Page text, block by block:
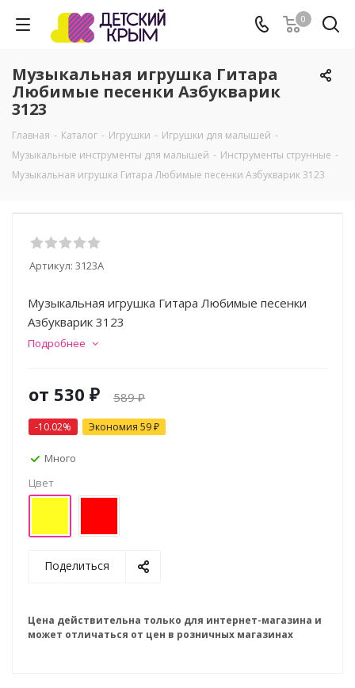
0
Музыкальная игрушка Гитара
Любимые песенки Азбукварик
3123
Главная - Каталог - Игрушки - Игрушки для малышей -
Музыкальные инструменты для малышей - Инструменты струнные -
Музыкальная игрушка Гитара Любимые песенки Азбукварик 3123
Артикул: 3123А
Музыкальная игрушка Гитара Любимые песенки
Азбукварик 3123
Подробнее
от 530 ₽ 589 ₽
-10.02% Экономия 59 ₽
Много
Цвет
Поделиться
Цена действительна только для интернет-магазина и
может отличаться от цен в розничных магазинах